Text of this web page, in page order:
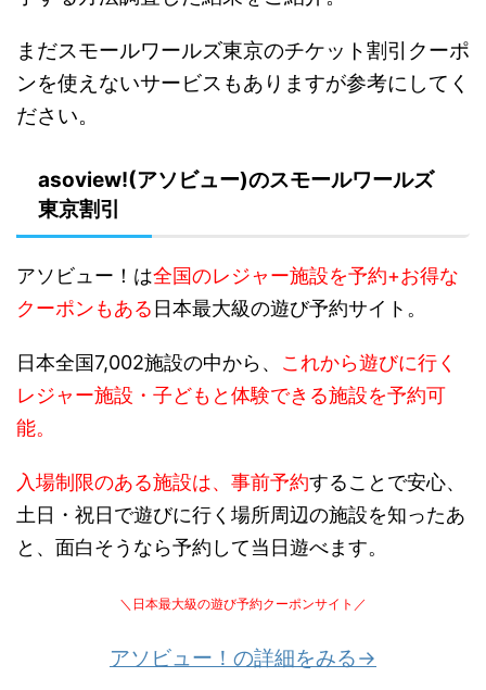
まだスモールワールズ東京のチケット割引クーポ
ンを使えないサービスもありますが参考にしてく
ださい。
asoview!(アソビュー)のスモールワールズ
東京割引
アソビュー！は全国のレジャー施設を予約+お得な
クーポンもある日本最大級の遊び予約サイト。
日本全国7,002施設の中から、 これから遊びに行く
レジャー施設・子どもと体験できる施設を予約可
能。
入場制限のある施設は、事前予約することで安心、
土日・祝日で遊びに行く場所周辺の施設を知ったあ
と、面白そうなら予約して当日遊べます。
＼日本最大級の遊び予約クーポンサイト／
アソビュー！の詳細をみる→